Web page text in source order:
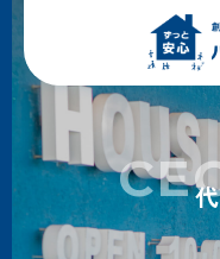
コ
テ
ン
ス
ナ
ゲ
ー
ン